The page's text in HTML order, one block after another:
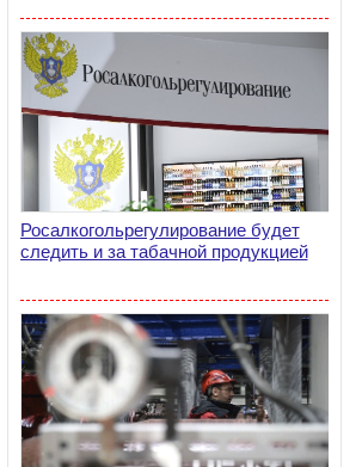
Росалкогольрегулирование будет
следить и за табачной продукцией